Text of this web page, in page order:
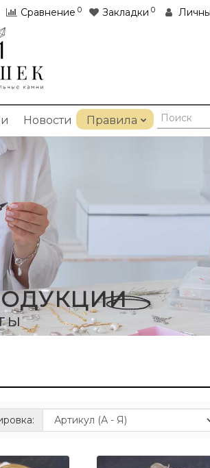
Сравнение 0 Закладки 0
Новости Правила